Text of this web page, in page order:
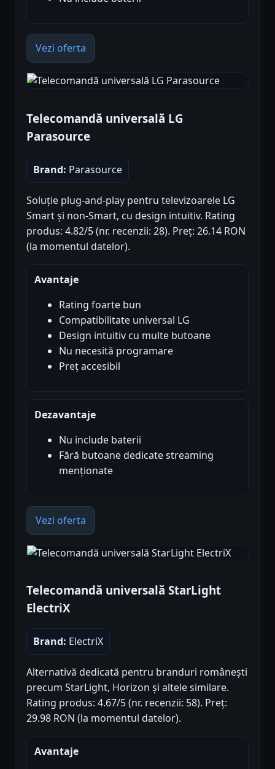
Vezi oferta
Telecomandă universală LG
Parasource
Brand: Parasource
Soluție plug-and-play pentru televizoarele LG
Smart și non-Smart, cu design intuitiv. Rating
produs: 4.82/5 (nr. recenzii: 28). Preț: 26.14 RON
(la momentul datelor).
Avantaje
Rating foarte bun
Compatibilitate universal LG
Design intuitiv cu multe butoane
Nu necesită programare
Preț accesibil
Dezavantaje
Nu include baterii
Fără butoane dedicate streaming
menționate
Vezi oferta
Telecomandă universală StarLight
ElectriX
Brand: ElectriX
Alternativă dedicată pentru branduri românești
precum StarLight, Horizon și altele similare.
Rating produs: 4.67/5 (nr. recenzii: 58). Preț:
29.98 RON (la momentul datelor).
Avantaje